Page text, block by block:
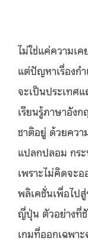
ไม่ใช่แค่ความเ
แต่ปัญหาเรื่องก
จะเป็นประเทศ
เรียนรู้ภาษาอัง
ชาติอยู่ ด้วยควา
แปลกปลอม กระ
เพราะไม่คิดจะ
พลิเคชั่นเพื่อไป
ญี่ปุ่น ตัวอย่างที่
เกมที่ออกเฉพา